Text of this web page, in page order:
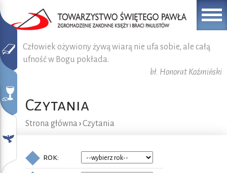
Człowiek ożywiony żywą wiarą nie ufa sobie, ale całą
ufność w Bogu pokłada.
bł. Honorat Koźmiński
Czytania
Strona główna ›Czytania
rok: